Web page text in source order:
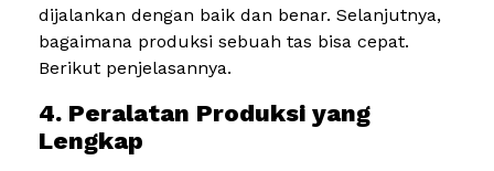
dijalankan dengan baik dan benar. Selanjutnya,
bagaimana produksi sebuah tas bisa cepat.
Berikut penjelasannya.
4. Peralatan Produksi yang
Lengkap